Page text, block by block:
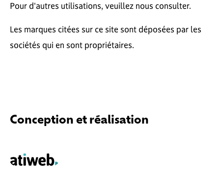
Pour d'autres utilisations, veuillez nous consulter.
Les marques citées sur ce site sont déposées par les
sociétés qui en sont propriétaires.
Conception et réalisation